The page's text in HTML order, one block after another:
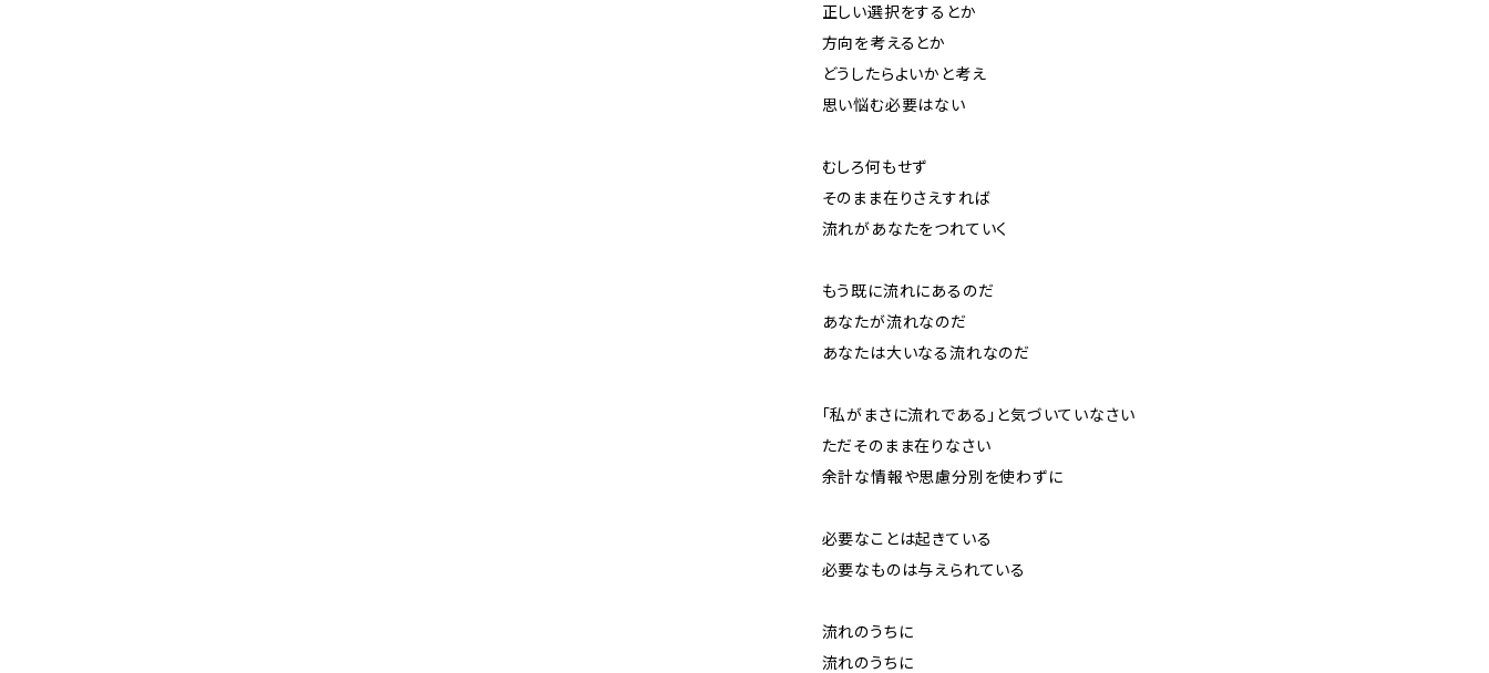
正しい選択をするとか
方向を考えるとか
どうしたらよいかと考え
思い悩む必要はない
むしろ何もせず
そのまま在りさえすれば
流れがあなたをつれていく
もう既に流れにあるのだ
あなたが流れなのだ
あなたは大いなる流れなのだ
「私がまさに流れである」と気づいていなさい
ただそのまま在りなさい
余計な情報や思慮分別を使わずに
必要なことは起きている
必要なものは与えられている
流れのうちに
流れのうちに